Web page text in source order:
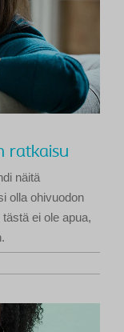
ratkaisu
näitä
olla ohivuodon
ei ole apua,